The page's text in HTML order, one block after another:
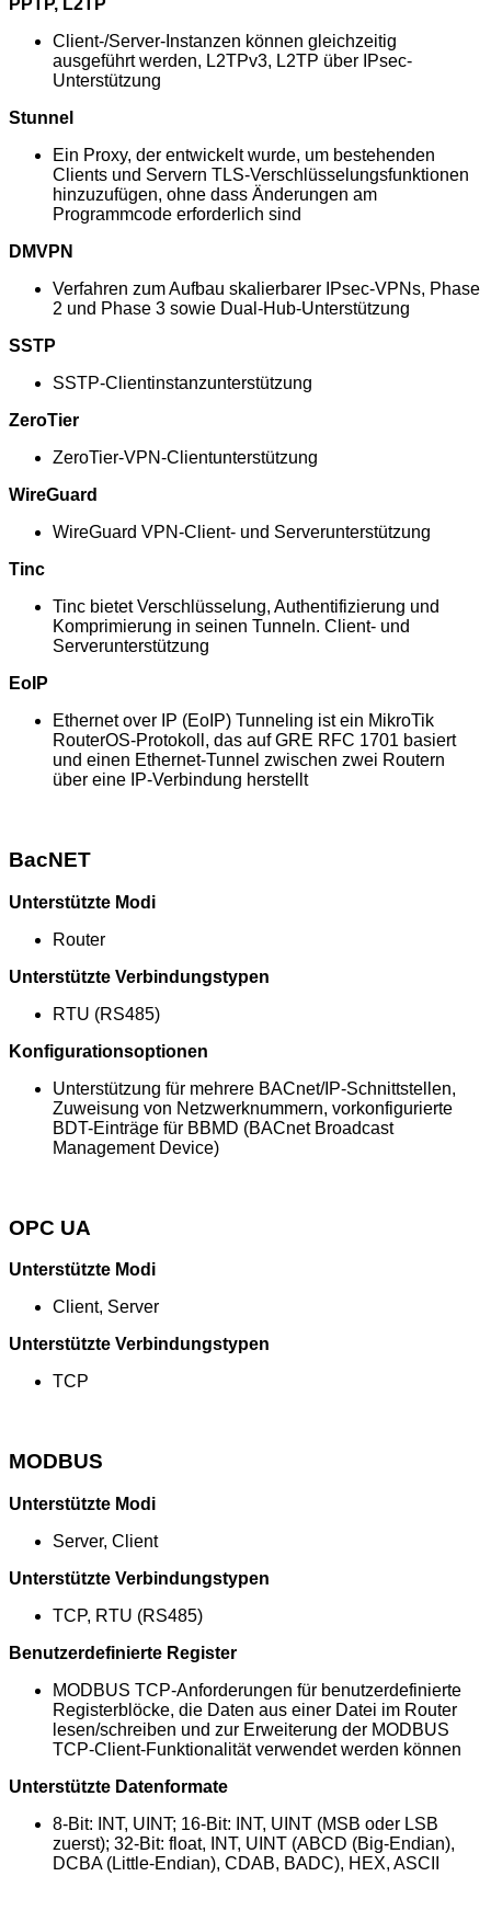
PPTP, L2TP
Client-/Server-Instanzen können gleichzeitig
ausgeführt werden, L2TPv3, L2TP über IPsec-
Unterstützung
Stunnel
Ein Proxy, der entwickelt wurde, um bestehenden
Clients und Servern TLS-Verschlüsselungsfunktionen
hinzuzufügen, ohne dass Änderungen am
Programmcode erforderlich sind
DMVPN
Verfahren zum Aufbau skalierbarer IPsec-VPNs, Phase
2 und Phase 3 sowie Dual-Hub-Unterstützung
SSTP
SSTP-Clientinstanzunterstützung
ZeroTier
ZeroTier-VPN-Clientunterstützung
WireGuard
WireGuard VPN-Client- und Serverunterstützung
Tinc
Tinc bietet Verschlüsselung, Authentifizierung und
Komprimierung in seinen Tunneln. Client- und
Serverunterstützung
EoIP
Ethernet over IP (EoIP) Tunneling ist ein MikroTik
RouterOS-Protokoll, das auf GRE RFC 1701 basiert
und einen Ethernet-Tunnel zwischen zwei Routern
über eine IP-Verbindung herstellt
BacNET
Unterstützte Modi
Router
Unterstützte Verbindungstypen
RTU (RS485)
Konfigurationsoptionen
Unterstützung für mehrere BACnet/IP-Schnittstellen,
Zuweisung von Netzwerknummern, vorkonfigurierte
BDT-Einträge für BBMD (BACnet Broadcast
Management Device)
OPC UA
Unterstützte Modi
Client, Server
Unterstützte Verbindungstypen
TCP
MODBUS
Unterstützte Modi
Server, Client
Unterstützte Verbindungstypen
TCP, RTU (RS485)
Benutzerdefinierte Register
MODBUS TCP-Anforderungen für benutzerdefinierte
Registerblöcke, die Daten aus einer Datei im Router
lesen/schreiben und zur Erweiterung der MODBUS
TCP-Client-Funktionalität verwendet werden können
Unterstützte Datenformate
8-Bit: INT, UINT; 16-Bit: INT, UINT (MSB oder LSB
zuerst); 32-Bit: float, INT, UINT (ABCD (Big-Endian),
DCBA (Little-Endian), CDAB, BADC), HEX, ASCII